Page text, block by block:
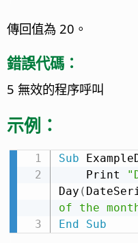
傳回值為 20。
錯誤代碼：
5 無效的程序呼叫
示例：
Sub
    Print
Day (
of the
End
Sub